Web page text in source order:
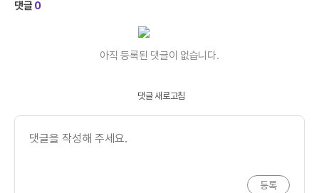
댓글0
아직 등록된 댓글이 없습니다.
댓글 새로고침